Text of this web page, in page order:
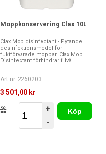
Moppkonservering Clax 10L
Clax Mop disinfectant - Flytande
desinfektionsmedel för
fuktförvarade moppar. Clax Mop
Disinfectant förhindrar tillvä...
Art nr. 2260203
3 501,00 kr
+
-
Köp